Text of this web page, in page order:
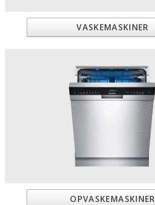
VASKEMASKINER
OPVASKEMASKINER